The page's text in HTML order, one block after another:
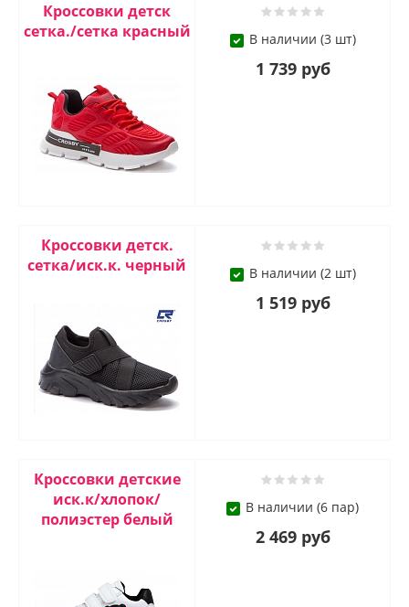
Кроссовки детск
сетка./сетка красный
В наличии (3 шт)
1 739 руб
Кроссовки детск.
сетка/иск.к. черный
В наличии (2 шт)
1 519 руб
Кроссовки детские
иск.к/хлопок/
полиэстер белый
В наличии (6 пар)
2 469 руб